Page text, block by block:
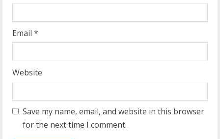
Email *
Website
Save my name, email, and website in this browser
for the next time I comment.